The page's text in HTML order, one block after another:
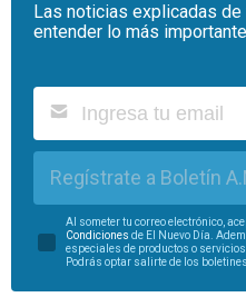
Las noticias explicadas
entender lo más
Regístrate a Boletín
Al someter tu correo electrónico,
Condiciones de El Nuevo Día.
especiales de productos o
Podrás optar salirte de los